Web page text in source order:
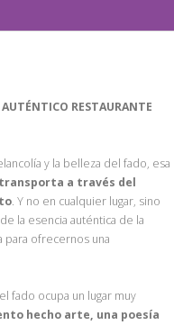
RESTAURANTE
y la belleza del fado, esa
a través del
. Y no en cualquier lugar, sino
la esencia auténtica de la
para ofrecernos una
fado ocupa un lugar muy
hecho arte, una poesía